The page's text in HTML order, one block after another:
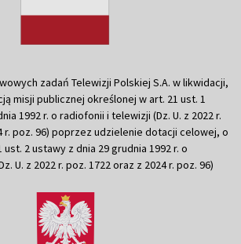
zadań Telewizji Polskiej S.A. w likwidacji,
misji publicznej określonej w art. 21 ust. 1
1992 r. o radiofonii i telewizji (Dz. U. z 2022 r.
r. poz. 96) poprzez udzielenie dotacji celowej, o
2 ustawy z dnia 29 grudnia 1992 r. o
U. z 2022 r. poz. 1722 oraz z 2024 r. poz. 96)